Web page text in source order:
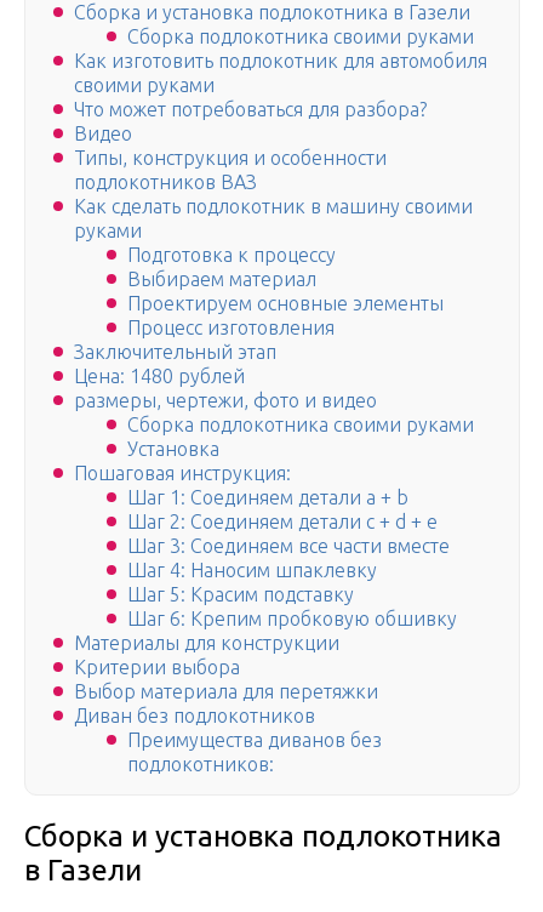
Сборка и установка подлокотника в Газели
Сборка подлокотника своими руками
Как изготовить подлокотник для автомобиля
своими руками
Что может потребоваться для разбора?
Видео
Типы, конструкция и особенности
подлокотников ВАЗ
Как сделать подлокотник в машину своими
руками
Подготовка к процессу
Выбираем материал
Проектируем основные элементы
Процесс изготовления
Заключительный этап
Цена: 1480 рублей
размеры, чертежи, фото и видео
Сборка подлокотника своими руками
Установка
Пошаговая инструкция:
Шаг 1: Соединяем детали a + b
Шаг 2: Соединяем детали c + d + e
Шаг 3: Соединяем все части вместе
Шаг 4: Наносим шпаклевку
Шаг 5: Красим подставку
Шаг 6: Крепим пробковую обшивку
Материалы для конструкции
Критерии выбора
Выбор материала для перетяжки
Диван без подлокотников
Преимущества диванов без
подлокотников:
Сборка и установка подлокотника
в Газели